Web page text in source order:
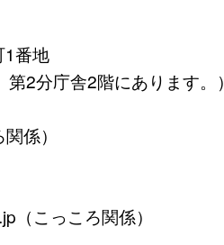
番地
2分庁舎2階にあります。）
係）
（こっころ関係）